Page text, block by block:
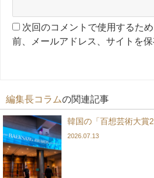
次回のコメントで使用するた
前、メールアドレス、サイトを保
編集長コラムの関連記事
韓国の「百想芸術大賞
2026.07.13